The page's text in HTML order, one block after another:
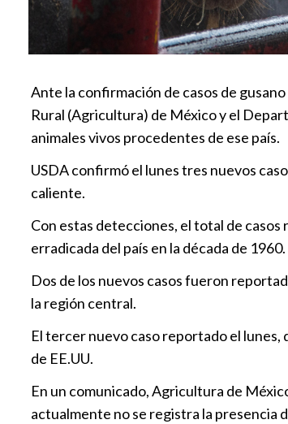
Ante la confirmación de casos de
Rural (Agricultura) de México y el
animales vivos procedentes de ese país.
USDA confirmó el lunes tres nuevos
caliente.
Con estas detecciones, el total de
erradicada del país en la década de 1960.
Dos de los nuevos casos fueron
la región central.
El tercer nuevo caso reportado el lunes,
de EE.UU.
En un comunicado, Agricultura de
actualmente no se registra la presencia